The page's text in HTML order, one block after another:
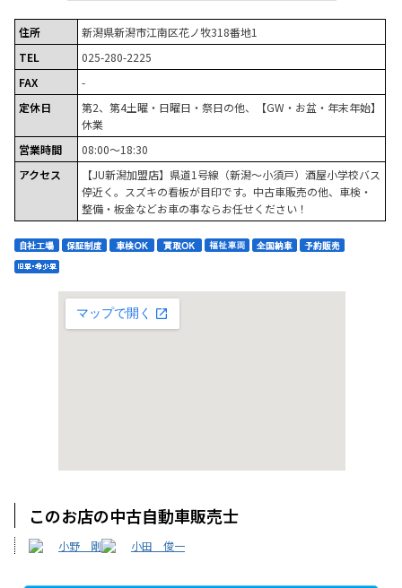
住所
新潟県新潟市江南区花ノ牧318番地1
TEL
025-280-2225
FAX
-
定休日
第2、第4土曜・日曜日・祭日の他、【GW・お盆・年末年始】
休業
営業時間
08:00～18:30
アクセス
【JU新潟加盟店】県道1号線（新潟～小須戸）酒屋小学校バス
停近く。スズキの看板が目印です。中古車販売の他、車検・
整備・板金などお車の事ならお任せください！
このお店の中古自動車販売士
小野 剛 小田 俊一